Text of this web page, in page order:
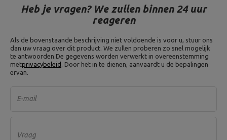
Heb je vragen? We zullen binnen 24 uur
reageren
Als de bovenstaande beschrijving niet voldoende is voor u, stuur ons
dan uw vraag over dit product. We zullen proberen zo snel mogelijk
te antwoorden.De gegevens worden verwerkt in overeenstemming
metprivacybeleid . Door het in te dienen, aanvaardt u de bepalingen
ervan.
E-mail
Vraag